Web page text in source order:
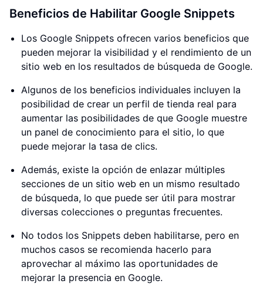
Beneficios de Habilitar Google Snippets
Los Google Snippets ofrecen varios beneficios que
pueden mejorar la visibilidad y el rendimiento de un
sitio web en los resultados de búsqueda de Google.
Algunos de los beneficios individuales incluyen la
posibilidad de crear un perfil de tienda real para
aumentar las posibilidades de que Google muestre
un panel de conocimiento para el sitio, lo que
puede mejorar la tasa de clics.
Además, existe la opción de enlazar múltiples
secciones de un sitio web en un mismo resultado
de búsqueda, lo que puede ser útil para mostrar
diversas colecciones o preguntas frecuentes.
No todos los Snippets deben habilitarse, pero en
muchos casos se recomienda hacerlo para
aprovechar al máximo las oportunidades de
mejorar la presencia en Google.